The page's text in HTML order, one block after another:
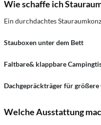
Wie schaffe ich
Ein durchdachtes
Stauboxen unter dem Bett
Faltbare& klappbare
Dachgepräckträger für größere
Welche Ausstattung